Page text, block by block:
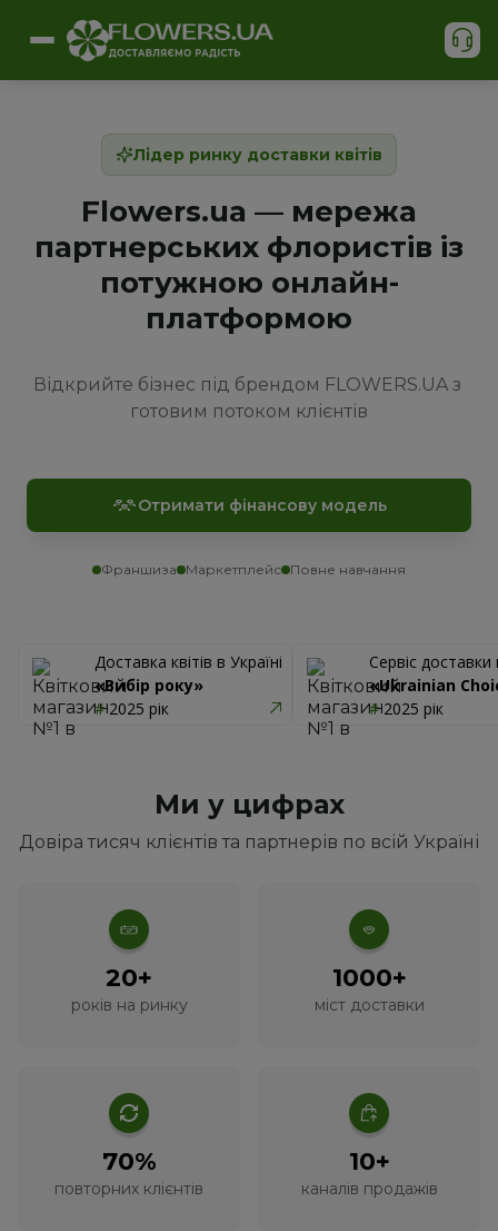
Лідер ринку доставки квітів
Flowers.ua — мережа
партнерських флористів із
потужною онлайн-
платформою
Відкрийте бізнес під брендом FLOWERS.UA з
готовим потоком клієнтів
Отримати фінансову модель
Франшиза Маркетплейс Повне навчання
Доставка квітів в Україні
«Вибір року»
# 2025 рік
Сервіс доставки
«Ukrainian
# 2025 рік
Ми у цифрах
Довіра тисяч клієнтів та партнерів по всій Україні
20+
років на ринку
1000+
міст доставки
70%
повторних клієнтів
10+
каналів продажів